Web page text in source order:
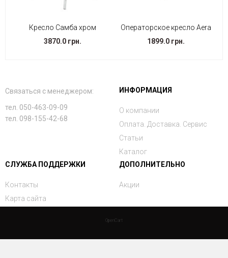
Кресло Самба хром
3870.0 грн.
Операторское кресло Aera
1899.0 грн.
Связаться с менеджером:
тел. 050-463-09-09
тел. 098-155-42-68
ИНФОРМАЦИЯ
О компании
Оплата. Доставка. Сервис
Статьи
Каталог
СЛУЖБА ПОДДЕРЖКИ
Контакты
Карта сайта
ДОПОЛНИТЕЛЬНО
Акции
OpenCart